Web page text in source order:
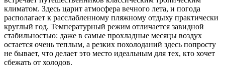
климатом. Здесь царит атмосфера вечного лета, и погода
располагает к расслабленному пляжному отдыху практически
круглый год. Температурный режим отличается завидной
стабильностью: даже в самые прохладные месяцы воздух
остается очень теплым, а резких похолоданий здесь попросту
не бывает, что делает это место идеальным для тех, кто хочет
сбежать от холодов.